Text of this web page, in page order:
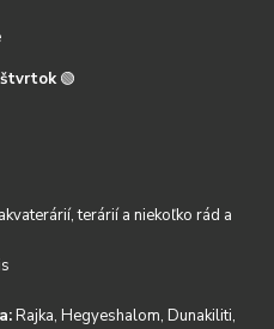
štvrtok 🟢
terárií a niekoľko rád a
Rajka, Hegyeshalom, Dunakiliti,